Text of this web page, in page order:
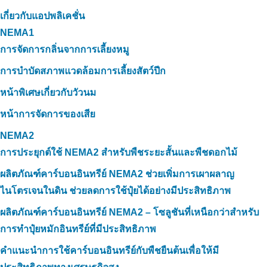
เกี่ยวกับแอปพลิเคชั่น
NEMA1
การจัดการกลิ่นจากการเลี้ยงหมู
การบำบัดสภาพแวดล้อมการเลี้ยงสัตว์ปีก
หน้าพิเศษเกี่ยวกับวัวนม
หน้าการจัดการของเสีย
NEMA2
การประยุกต์ใช้ NEMA2 สำหรับพืชระยะสั้นและพืชดอกไม้
ผลิตภัณฑ์คาร์บอนอินทรีย์ NEMA2 ช่วยเพิ่มการเผาผลาญ
ไนโตรเจนในดิน ช่วยลดการใช้ปุ๋ยได้อย่างมีประสิทธิภาพ
ผลิตภัณฑ์คาร์บอนอินทรีย์ NEMA2 – โซลูชันที่เหนือกว่าสำหรับ
การทำปุ๋ยหมักอินทรีย์ที่มีประสิทธิภาพ
คำแนะนำการใช้คาร์บอนอินทรีย์กับพืชยืนต้นเพื่อให้มี